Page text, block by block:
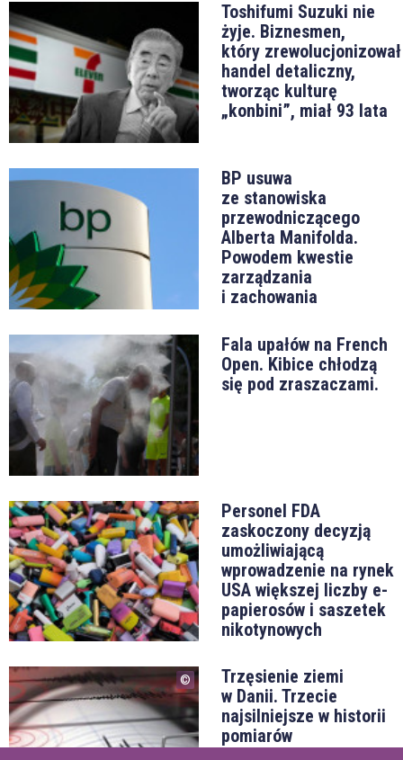
Toshifumi Suzuki nie
żyje. Biznesmen,
który zrewolucjonizował
handel detaliczny,
tworząc kulturę
„konbini”, miał 93 lata
BP usuwa
ze stanowiska
przewodniczącego
Alberta Manifolda.
Powodem kwestie
zarządzania
i zachowania
Fala upałów na French
Open. Kibice chłodzą
się pod zraszaczami.
Personel FDA
zaskoczony decyzją
umożliwiającą
wprowadzenie na rynek
USA większej liczby e-
papierosów i saszetek
nikotynowych
Trzęsienie ziemi
w Danii. Trzecie
najsilniejsze w historii
pomiarów